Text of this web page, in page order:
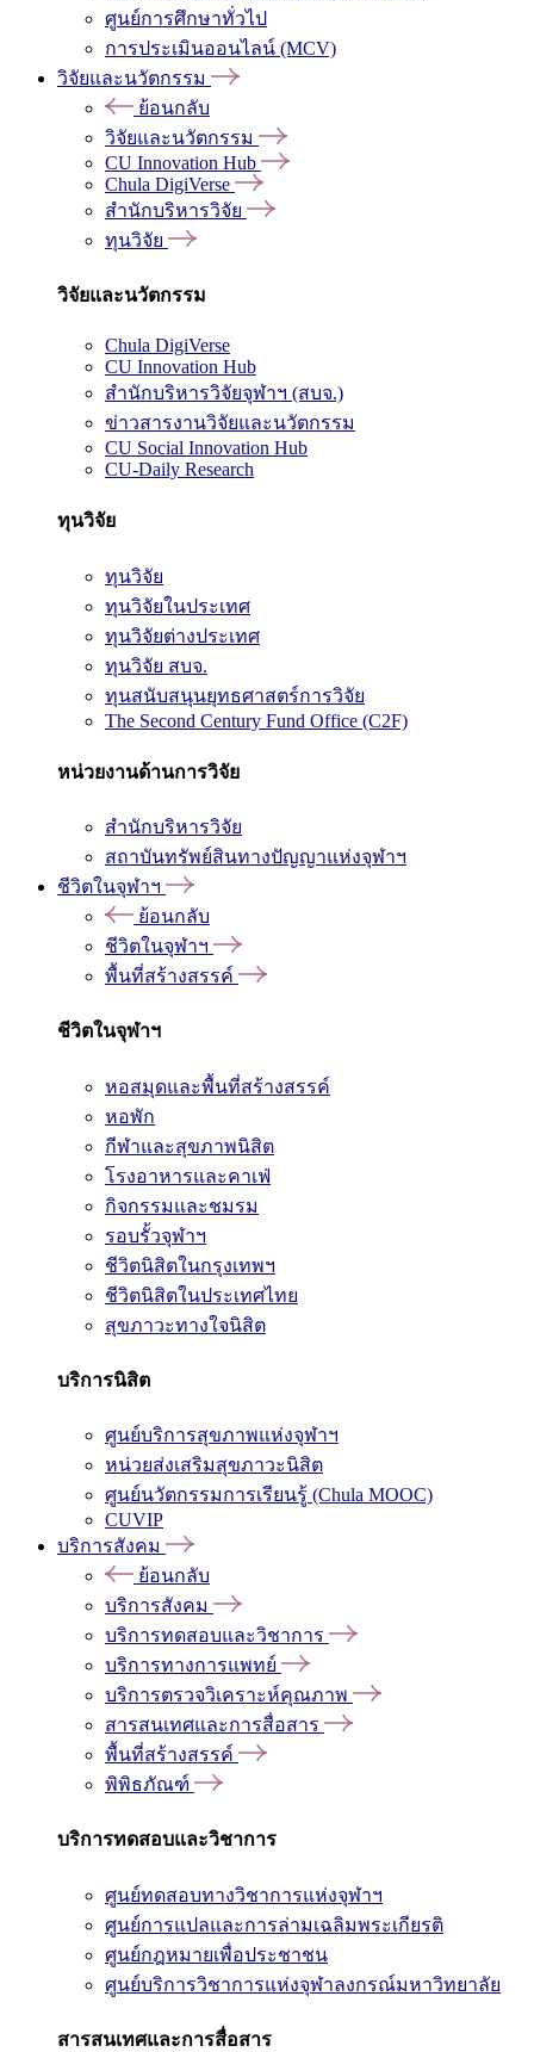
ศูนย์การศึกษาทั่วไป
การประเมินออนไลน์ (MCV)
วิจัยและนวัตกรรม
ย้อนกลับ
วิจัยและนวัตกรรม
CU Innovation Hub
Chula DigiVerse
สำนักบริหารวิจัย
ทุนวิจัย
วิจัยและนวัตกรรม
Chula DigiVerse
CU Innovation Hub
สำนักบริหารวิจัยจุฬาฯ (สบจ.)
ข่าวสารงานวิจัยและนวัตกรรม
CU Social Innovation Hub
CU-Daily Research
ทุนวิจัย
ทุนวิจัย
ทุนวิจัยในประเทศ
ทุนวิจัยต่างประเทศ
ทุนวิจัย สบจ.
ทุนสนับสนุนยุทธศาสตร์การวิจัย
The Second Century Fund Office (C2F)
หน่วยงานด้านการวิจัย
สำนักบริหารวิจัย
สถาบันทรัพย์สินทางปัญญาแห่งจุฬาฯ
ชีวิตในจุฬาฯ
ย้อนกลับ
ชีวิตในจุฬาฯ
พื้นที่สร้างสรรค์
ชีวิตในจุฬาฯ
หอสมุดและพื้นที่สร้างสรรค์
หอพัก
กีฬาและสุขภาพนิสิต
โรงอาหารและคาเฟ่
กิจกรรมและชมรม
รอบรั้วจุฬาฯ
ชีวิตนิสิตในกรุงเทพฯ
ชีวิตนิสิตในประเทศไทย
สุขภาวะทางใจนิสิต
บริการนิสิต
ศูนย์บริการสุขภาพแห่งจุฬาฯ
หน่วยส่งเสริมสุขภาวะนิสิต
ศูนย์นวัตกรรมการเรียนรู้ (Chula MOOC)
CUVIP
บริการสังคม
ย้อนกลับ
บริการสังคม
บริการทดสอบและวิชาการ
บริการทางการแพทย์
บริการตรวจวิเคราะห์คุณภาพ
สารสนเทศและการสื่อสาร
พื้นที่สร้างสรรค์
พิพิธภัณฑ์
บริการทดสอบและวิชาการ
ศูนย์ทดสอบทางวิชาการแห่งจุฬาฯ
ศูนย์การแปลและการล่ามเฉลิมพระเกียรติ
ศูนย์กฎหมายเพื่อประชาชน
ศูนย์บริการวิชาการแห่งจุฬาลงกรณ์มหาวิทยาลัย
สารสนเทศและการสื่อสาร